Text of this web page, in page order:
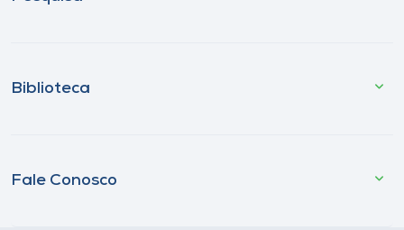
Biblioteca
Fale Conosco